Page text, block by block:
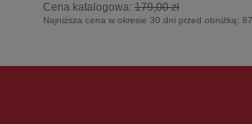
Cena katalogowa: 179,00 zł
Najniższa cena w okresie 30 dni przed obniżką: